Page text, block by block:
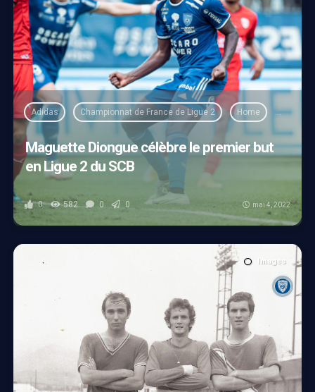
Adidas Championnat de France de Ligue 2 Home Nîmes
Maguette Diongue célèbre le premier but
en Ligue 2 du SCB
0 582 0 0 mai 4, 2022
Images